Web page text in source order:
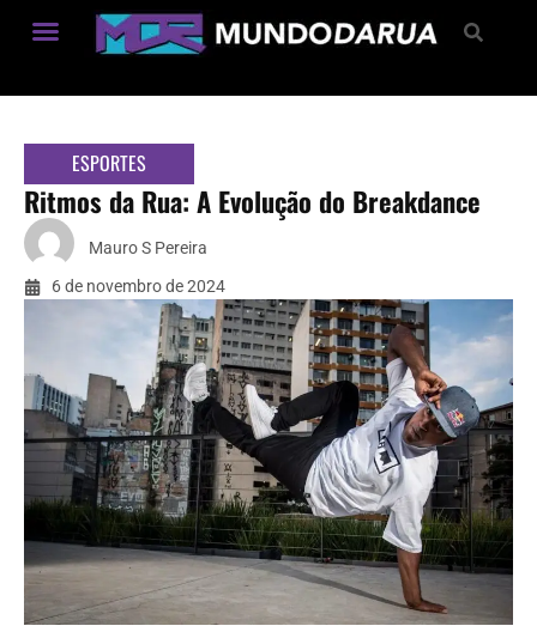
ESPORTES
Ritmos da Rua: A Evolução do Breakdance
Mauro S Pereira
6 de novembro de 2024